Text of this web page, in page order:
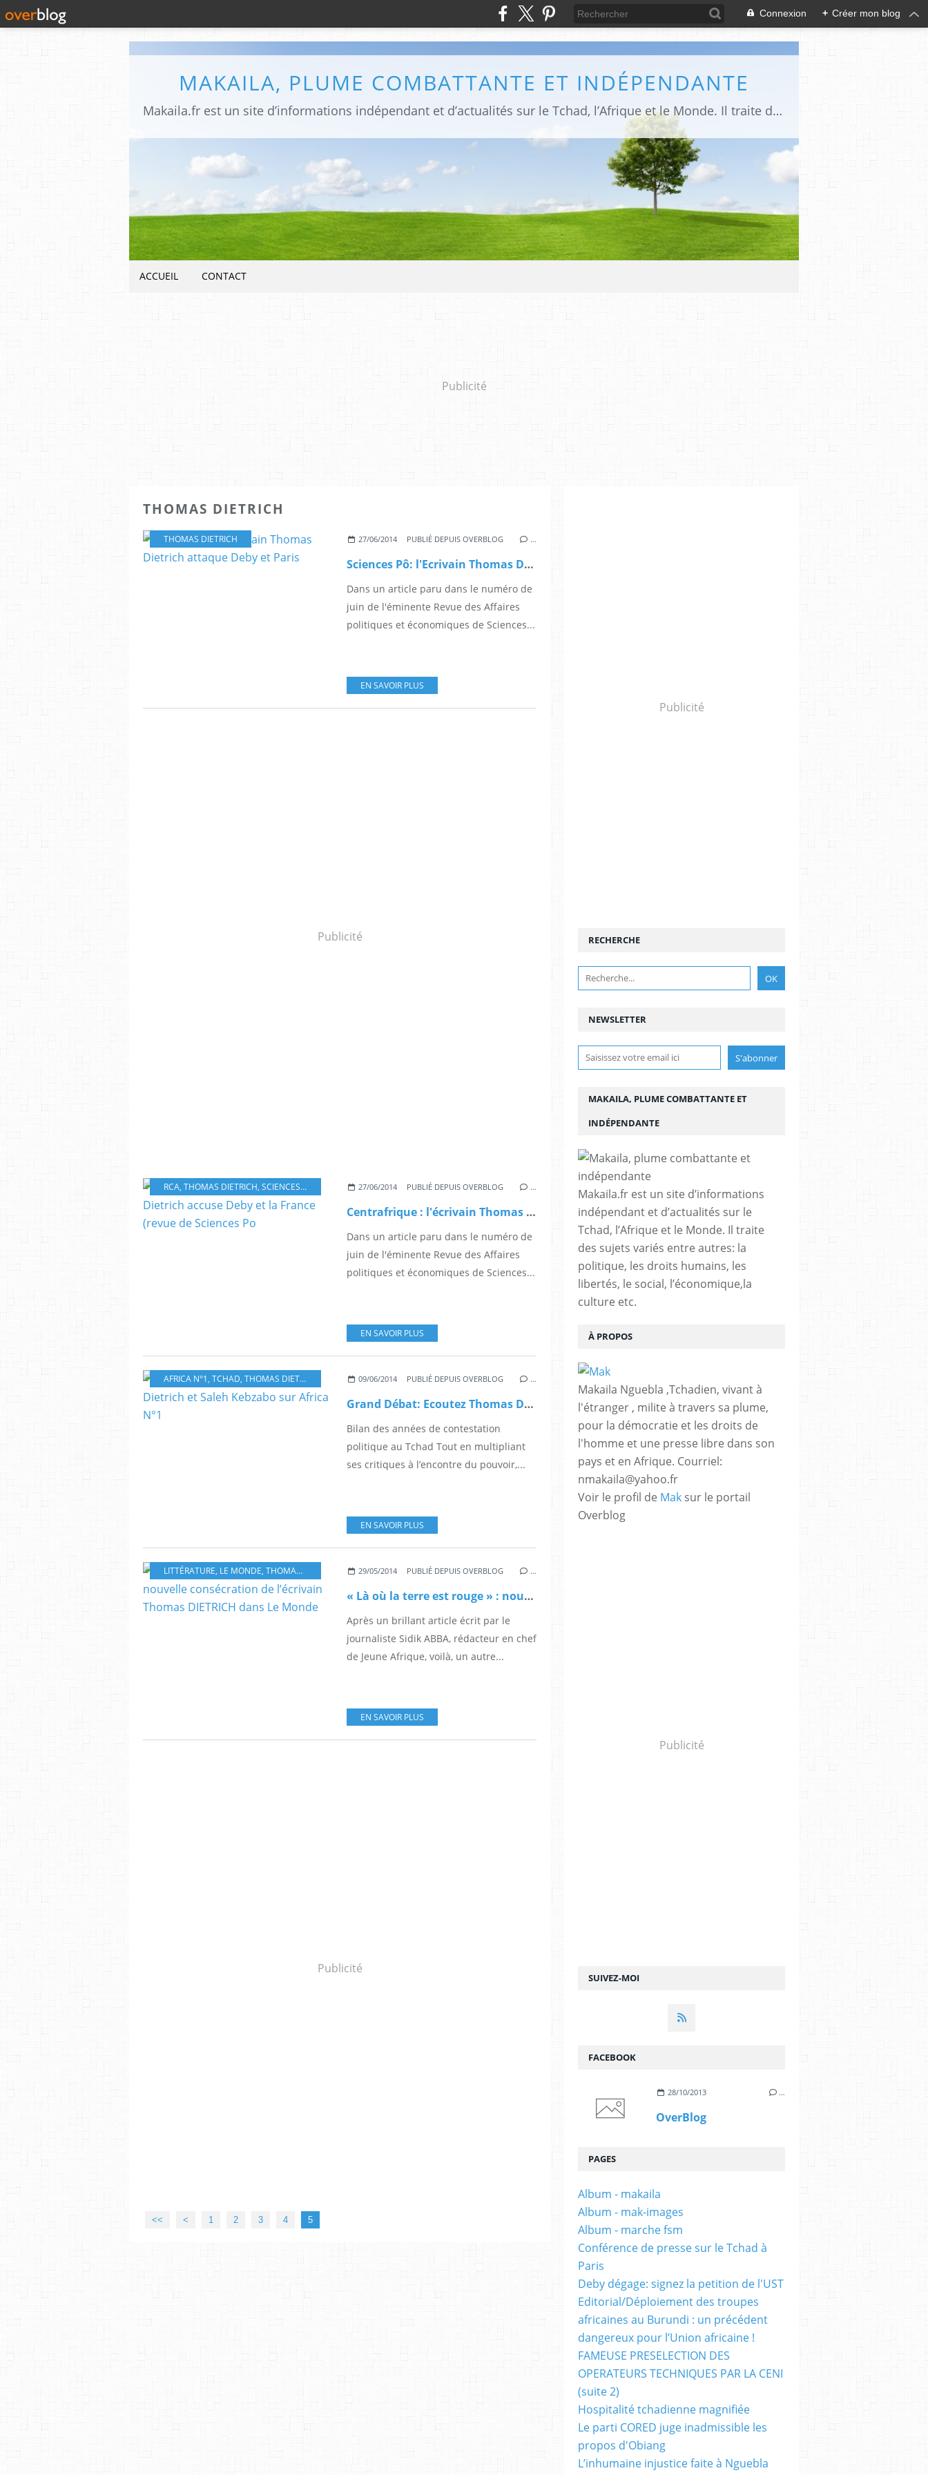
Connexion + Créer mon blog
MAKAILA, PLUME COMBATTANTE ET INDÉPENDANTE
Makaila.fr est un site d’informations indépendant et d’actualités sur le Tchad, l’Afrique et le Monde. Il traite des sujets variés entre autres: la politique, les droits humains, les libertés, le social, l’économique,la culture etc.
ACCUEIL CONTACT
Publicité
THOMAS DIETRICH
THOMAS DIETRICH 27/06/2014 PUBLIÉ DEPUIS OVERBLOG …
Sciences Pô: l'Ecrivain Thomas Dietrich attaque Deby et Paris
Dans un article paru dans le numéro de
juin de l'éminente Revue des Affaires
politiques et économiques de Sciences...
EN SAVOIR PLUS
Publicité
RCA, THOMAS DIETRICH, SCIENCES PO IDRISS DEBY27/06/2014 PUBLIÉ DEPUIS OVERBLOG …
Centrafrique : l'écrivain Thomas Dietrich accuse Deby et la France (revue de Sciences Po
Dans un article paru dans le numéro de
juin de l'éminente Revue des Affaires
politiques et économiques de Sciences...
EN SAVOIR PLUS
AFRICA N°1, TCHAD, THOMAS DIETRICH SALEH KEBZABO
09/06/2014 PUBLIÉ DEPUIS OVERBLOG …
Grand Débat: Ecoutez Thomas Dietrich et Saleh Kebzabo sur Africa N°1
Bilan des années de contestation
politique au Tchad Tout en multipliant
ses critiques à l’encontre du pouvoir,...
EN SAVOIR PLUS
LITTÉRATURE, LE MONDE, THOMAS DIETRICH 29/05/2014 PUBLIÉ DEPUIS OVERBLOG …
« Là où la terre est rouge » : nouvelle consécration de l’écrivain Thomas DIETRICH dans Le Monde
Après un brillant article écrit par le
journaliste Sidik ABBA, rédacteur en chef
de Jeune Afrique, voilà, un autre...
EN SAVOIR PLUS
Publicité
<< < 1 2 3 4 5
Publicité
NEWSLETTER
SUIVEZ-MOI
RECHERCHE
MAKAILA, PLUME COMBATTANTE ET
INDÉPENDANTE
Makaila.fr est un site d’informations
indépendant et d’actualités sur le
Tchad, l’Afrique et le Monde. Il traite
des sujets variés entre autres: la
politique, les droits humains, les
libertés, le social, l’économique,la
culture etc.
À PROPOS
Makaila Nguebla ,Tchadien, vivant à
l'étranger , milite à travers sa plume,
pour la démocratie et les droits de
l'homme et une presse libre dans son
pays et en Afrique. Courriel:
nmakaila@yahoo.fr
Voir le profil de Mak sur le portail
Overblog
Publicité
FACEBOOK
28/10/2013 …
OverBlog
PAGES
Album - makaila
Album - mak-images
Album - marche fsm
Conférence de presse sur le Tchad à
Paris
Deby dégage: signez la petition de l'UST
Editorial/Déploiement des troupes
africaines au Burundi : un précédent
dangereux pour l’Union africaine !
FAMEUSE PRESELECTION DES
OPERATEURS TECHNIQUES PAR LA CENI
(suite 2)
Hospitalité tchadienne magnifiée
Le parti CORED juge inadmissible les
propos d'Obiang
L’inhumaine injustice faite à Nguebla